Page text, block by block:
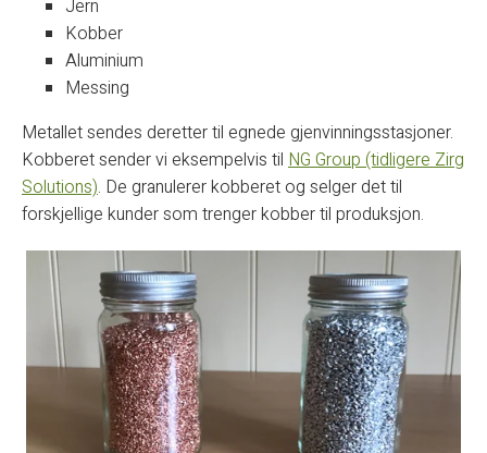
Jern
Kobber
Aluminium
Messing
Metallet sendes deretter til egnede gjenvinningsstasjoner.
Kobberet sender vi eksempelvis til NG Group (tidligere Zirg
Solutions). De granulerer kobberet og selger det til
forskjellige kunder som trenger kobber til produksjon.